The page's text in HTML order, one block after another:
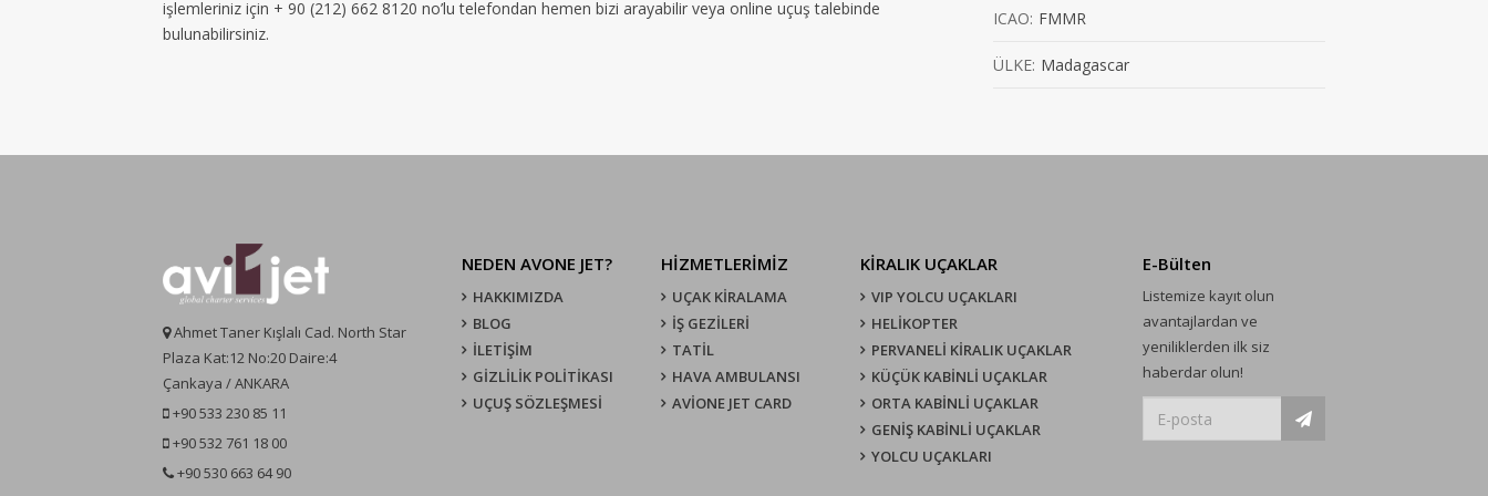
işlemleriniz için + 90 (212) 662 8120 no’lu telefondan hemen bizi arayabilir veya online uçuş talebinde
bulunabilirsiniz.
ICAO: FMMR
ÜLKE: Madagascar
Ahmet Taner Kışlalı Cad. North Star
Plaza Kat:12 No:20 Daire:4
Çankaya / ANKARA
+90 533 230 85 11
+90 532 761 18 00
+90 530 663 64 90
NEDEN AVONE JET?
HAKKIMIZDA
BLOG
İLETİŞİM
GİZLİLİK POLİTİKASI
UÇUŞ SÖZLEŞMESI
HİZMETLERİMİZ
UÇAK KIRALAMA
İŞ GEZİLERİ
TATİL
HAVA AMBULANSI
AVİONE JET CARD
KIRALIK UÇAKLAR
VIP YOLCU UÇAKLARI
HELİKOPTER
PERVANELİ KİRALIK UÇAKLAR
KÜÇÜK KABİNLİ UÇAKLAR
ORTA KABİNLİ UÇAKLAR
GENİŞ KABİNLİ UÇAKLAR
YOLCU UÇAKLARI
E-Bülten
Listemize kayıt olun
avantajlardan ve
yeniliklerden ilk siz
haberdar olun!